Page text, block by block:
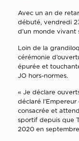
Avec un an de
débuté, vendredi
d’un monde vivant
Loin de la
cérémonie
épurée et
JO hors-normes.
« Je déclare
déclaré
consacrée et
sportif depuis que
2020 en septembre